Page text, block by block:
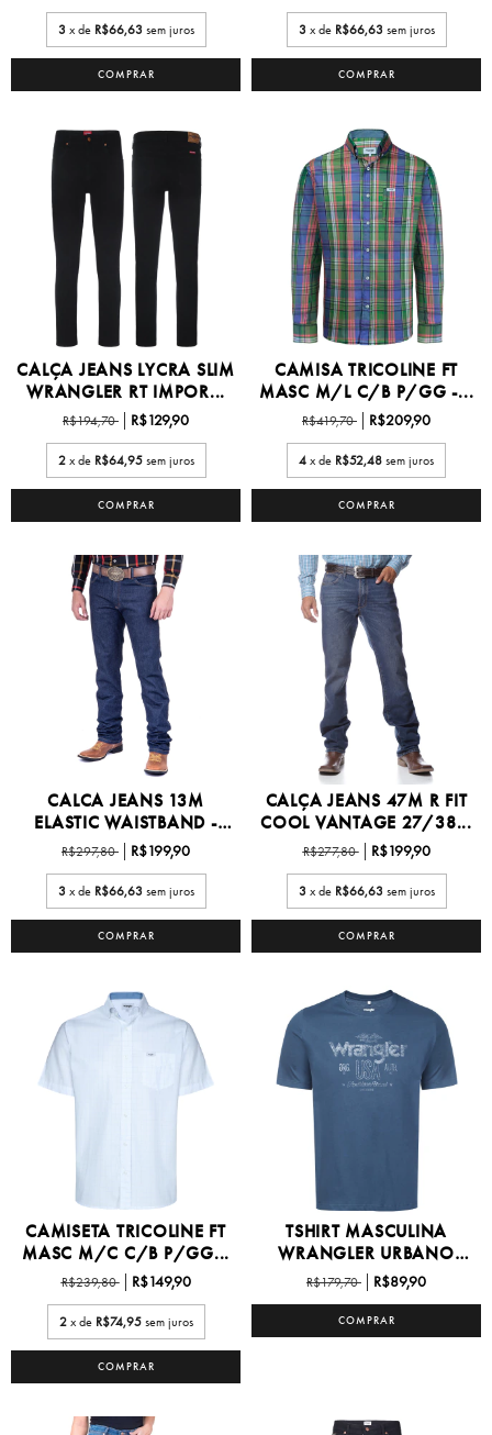
3 x de R$66,63 sem juros
COMPRAR
3 x de R$66,63 sem juros
COMPRAR
CALÇA JEANS LYCRA SLIM
WRANGLER RT IMPOR...
R$194,70 R$129,90
2 x de R$64,95 sem juros
COMPRAR
CAMISA TRICOLINE FT
MASC M/L C/B P/GG -...
R$419,70 R$209,90
4x de R$52,48sem juros
COMPRAR
CALCA JEANS 13M
ELASTIC WAISTBAND -
13M6...
R$297,80 R$199,90
3 x de R$66,63 sem juros
COMPRAR
CALÇA JEANS 47M R FIT
COOL VANTAGE 27/38...
R$277,80 R$199,90
3 x de R$66,63 sem juros
COMPRAR
CAMISETA TRICOLINE FT
MASC M/C C/B P/GG...
R$239,80 R$149,90
2 x de R$74,95 sem juros
COMPRAR
TSHIRT MASCULINA
WRANGLER URBANO
P/GG -...
R$179,70 R$89,90
COMPRAR